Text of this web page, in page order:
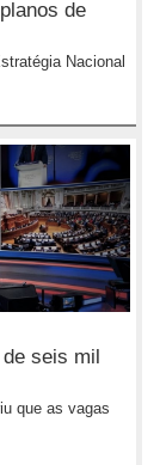
de
Nacional
seis mil
que as vagas